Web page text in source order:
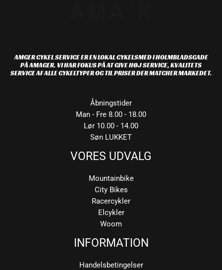
AMGER CYKEL SERVICE ER EN LOKAL CYKELSMED I HOLMBLADSGADE
PÅ AMAGER. VI HAR FOKUS PÅ AT GIVE HØJ SERVICE, KVALITETS
SERVICE AF ALLE CYKELTYPER OG TIL PRISER DER MATCHER MARKEDET.
Åbningstider
Man - Fre 8.00 - 18.00
Lør 10.00 - 14.00
Søn LUKKET
VORES UDVALG
Mountainbike
City Bikes
Racercykler
Elcykler
Woom
INFORMATION
Handelsbetingelser